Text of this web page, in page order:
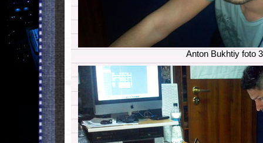
Anton Bukhtiy foto 3